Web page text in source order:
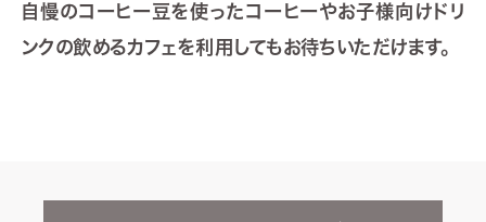
自慢のコーヒー豆を使ったコーヒーやお子様向けドリ
ンクの飲めるカフェを利用してもお待ちいただけます。